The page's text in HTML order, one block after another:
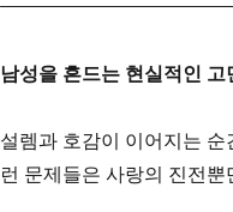
남성을 흔드는 현실적인 고
설렘과 호감이 이어지는
런 문제들은 사랑의 진전